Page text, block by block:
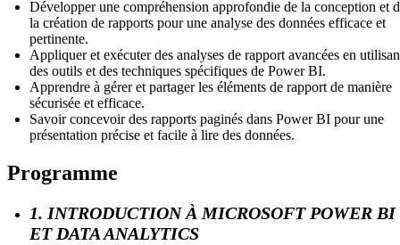
Développer une compréhension approfondie de la conception et
la création de rapports pour une analyse des données efficace et
pertinente.
Appliquer et exécuter des analyses de rapport avancées en
des outils et des techniques spécifiques de Power BI.
Apprendre à gérer et partager les éléments de rapport de manière
sécurisée et efficace.
Savoir concevoir des rapports paginés dans Power BI pour une
présentation précise et facile à lire des données.
Programme
1. INTRODUCTION À MICROSOFT POWER BI
ET DATA ANALYTICS